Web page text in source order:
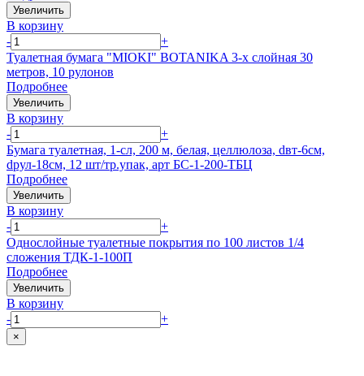
Увеличить
В корзину
-
+
Туалетная бумага "MIOKI" BOTANIKA 3-х слойная 30
метров, 10 рулонов
Подробнее
Увеличить
В корзину
-
+
Бумага туалетная, 1-сл, 200 м, белая, целлюлоза, dвт-6см,
dрул-18см, 12 шт/тр.упак, арт БС-1-200-ТБЦ
Подробнее
Увеличить
В корзину
-
+
Однослойные туалетные покрытия по 100 листов 1/4
сложения ТДК-1-100П
Подробнее
Увеличить
В корзину
-
+
×